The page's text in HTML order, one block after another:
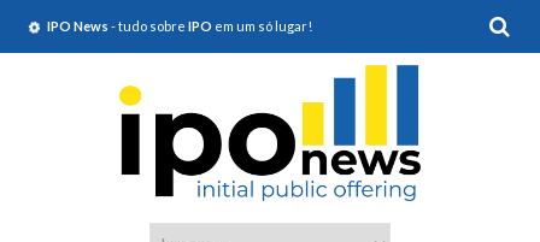
IPO News - tudo sobre IPO em um só lugar!